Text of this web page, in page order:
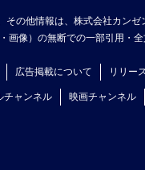
の他情報は、株式会社カン
画像）の無断での一部引用・
広告掲載について リリー
チャンネル 映画チャンネル